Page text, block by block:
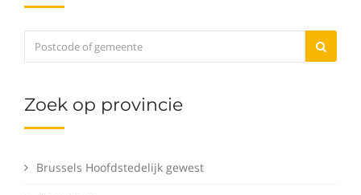
Zoek op provincie
Brussels Hoofdstedelijk gewest